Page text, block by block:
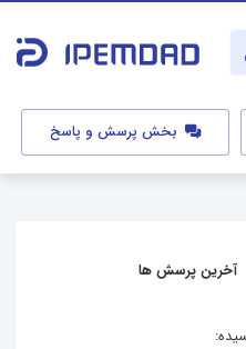
بخش پرسش و پاسخ
آخرین پرسش ها